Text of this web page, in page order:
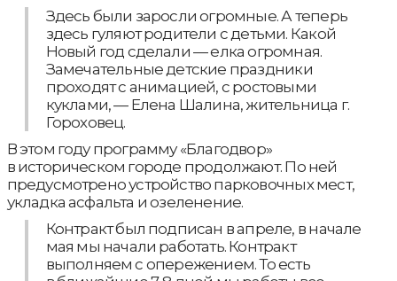
Здесь были заросли огромные. А теперь
здесь гуляют родители с детьми. Какой
Новый год сделали — елка огромная.
Замечательные детские праздники
проходят с анимацией, с ростовыми
куклами, — Елена Шалина, жительница г.
Гороховец.
В этом году программу «Благодвор»
в историческом городе продолжают. По ней
предусмотрено устройство парковочных мест,
укладка асфальта и озеленение.
Контракт был подписан в апреле, в начале
мая мы начали работать. Контракт
выполняем с опережением. То есть